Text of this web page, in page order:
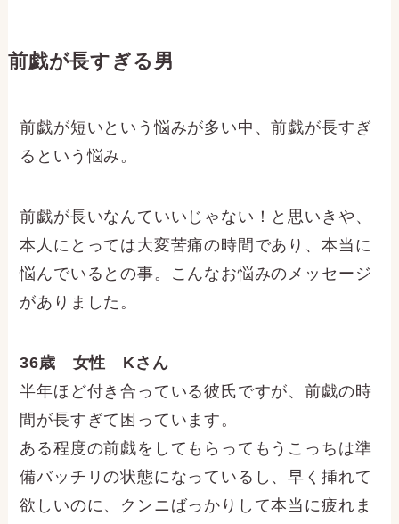
前戯が長すぎる男
前戯が短いという悩みが多い中、前戯が長すぎ
るという悩み。
前戯が長いなんていいじゃない！と思いきや、
本人にとっては大変苦痛の時間であり、本当に
悩んでいるとの事。こんなお悩みのメッセージ
がありました。
36歳 女性 Kさん
半年ほど付き合っている彼氏ですが、前戯の時
間が長すぎて困っています。
ある程度の前戯をしてもらってもうこっちは準
備バッチリの状態になっているし、早く挿れて
欲しいのに、クンニばっかりして本当に疲れま